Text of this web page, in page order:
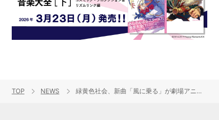
TOP NEWS 緑黄色社会、新曲「風に乗る」が劇場アニメ『パリに咲くエトワール』主題歌に決定！